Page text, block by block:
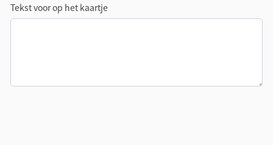
Tekst voor op het kaartje